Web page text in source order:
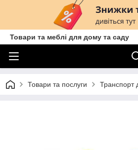
Товари та меблі для дому та саду
Товари та послуги Транспорт